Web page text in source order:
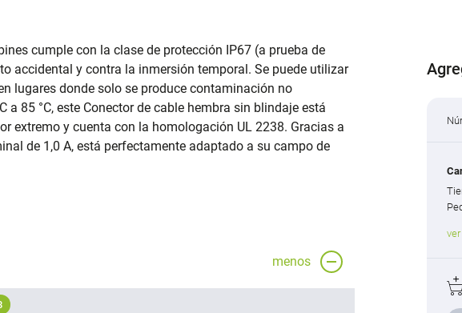
cumple con la clase de protección IP67 (a prueba de
accidental y contra la inmersión temporal. Se puede utilizar
lugares donde solo se produce contaminación no
a 85 °C, este Conector de cable hembra sin blindaje está
extremo y cuenta con la homologación UL 2238. Gracias a
de 1,0 A, está perfectamente adaptado a su campo de
menos